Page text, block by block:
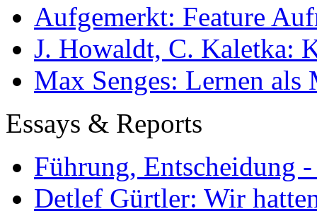
Aufgemerkt: Feature
J. Howaldt, C. Kaletka:
Max Senges: Lernen als
Essays & Reports
Führung, Entscheidung
Detlef Gürtler: Wir